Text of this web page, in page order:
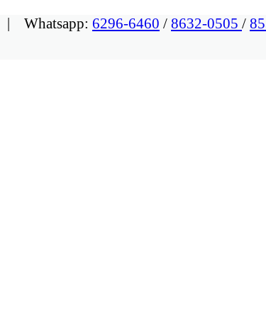
| Whatsapp: 6296-6460 / 8632-0505 /